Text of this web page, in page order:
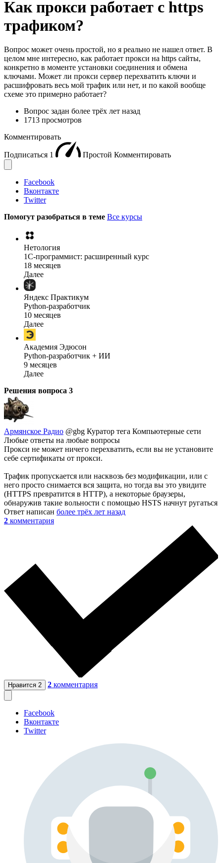
Как прокси работает с https
трафиком?
Вопрос может очень простой, но я реально не нашел ответ. В
целом мне интересно, как работает прокси на https сайты,
конкретно в моменте установки соединения и обмена
ключами. Может ли прокси сервер перехватить ключи и
расшифровать весь мой трафик или нет, и по какой вообще
схеме это примерно работает?
Вопрос задан более трёх лет назад
1713 просмотров
Комментировать
Подписаться 1 Простой Комментировать
Facebook
Вконтакте
Twitter
Помогут разобраться в теме Все курсы
Нетология
1C-программист: расширенный курс
18 месяцев
Далее
Яндекс Практикум
Python-разработчик
10 месяцев
Далее
Академия Эдюсон
Python-разработчик + ИИ
9 месяцев
Далее
Решения вопроса 3
Армянское Радио @gbg Куратор тега Компьютерные сети
Любые ответы на любые вопросы
Прокси не может ничего перехватить, если вы не установите
себе сертификаты от прокси.
Трафик пропускается или насквозь без модификации, или с
него просто снимается вся защита, но тогда вы это увидите
(HTTPS превратится в HTTP), а некоторые браузеры,
обнаружив такие вольности с помощью HSTS начнут ругаться
Ответ написан более трёх лет назад
2 комментария
Нравится 2 2 комментария
Facebook
Вконтакте
Twitter